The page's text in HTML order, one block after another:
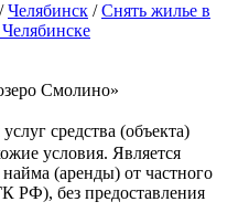
/Челябинск /Снять жилье в
Смолино»
средства (объекта)
условия. Является
(аренды) от частного
РФ), без предоставления